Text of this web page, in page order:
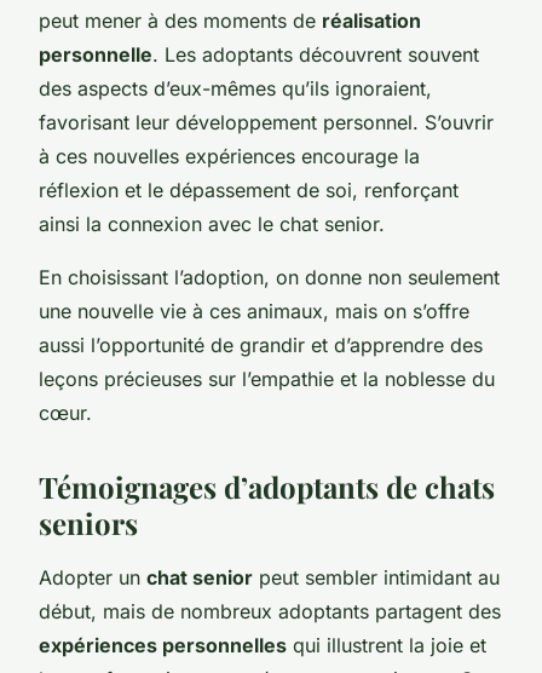
peut mener à des moments de réalisation
personnelle. Les adoptants découvrent souvent
des aspects d’eux-mêmes qu’ils ignoraient,
favorisant leur développement personnel. S’ouvrir
à ces nouvelles expériences encourage la
réflexion et le dépassement de soi, renforçant
ainsi la connexion avec le chat senior.
En choisissant l’adoption, on donne non seulement
une nouvelle vie à ces animaux, mais on s’offre
aussi l’opportunité de grandir et d’apprendre des
leçons précieuses sur l’empathie et la noblesse du
cœur.
Témoignages d’adoptants de chats
seniors
Adopter un chat senior peut sembler intimidant au
début, mais de nombreux adoptants partagent des
expériences personnelles qui illustrent la joie et